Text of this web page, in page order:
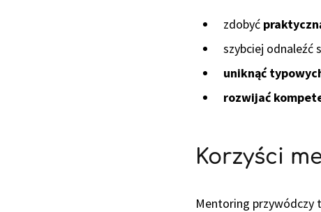
zdobyć
szybciej odnaleźć
uniknąć
rozwijać
Korzyści
Mentoring przywódczy